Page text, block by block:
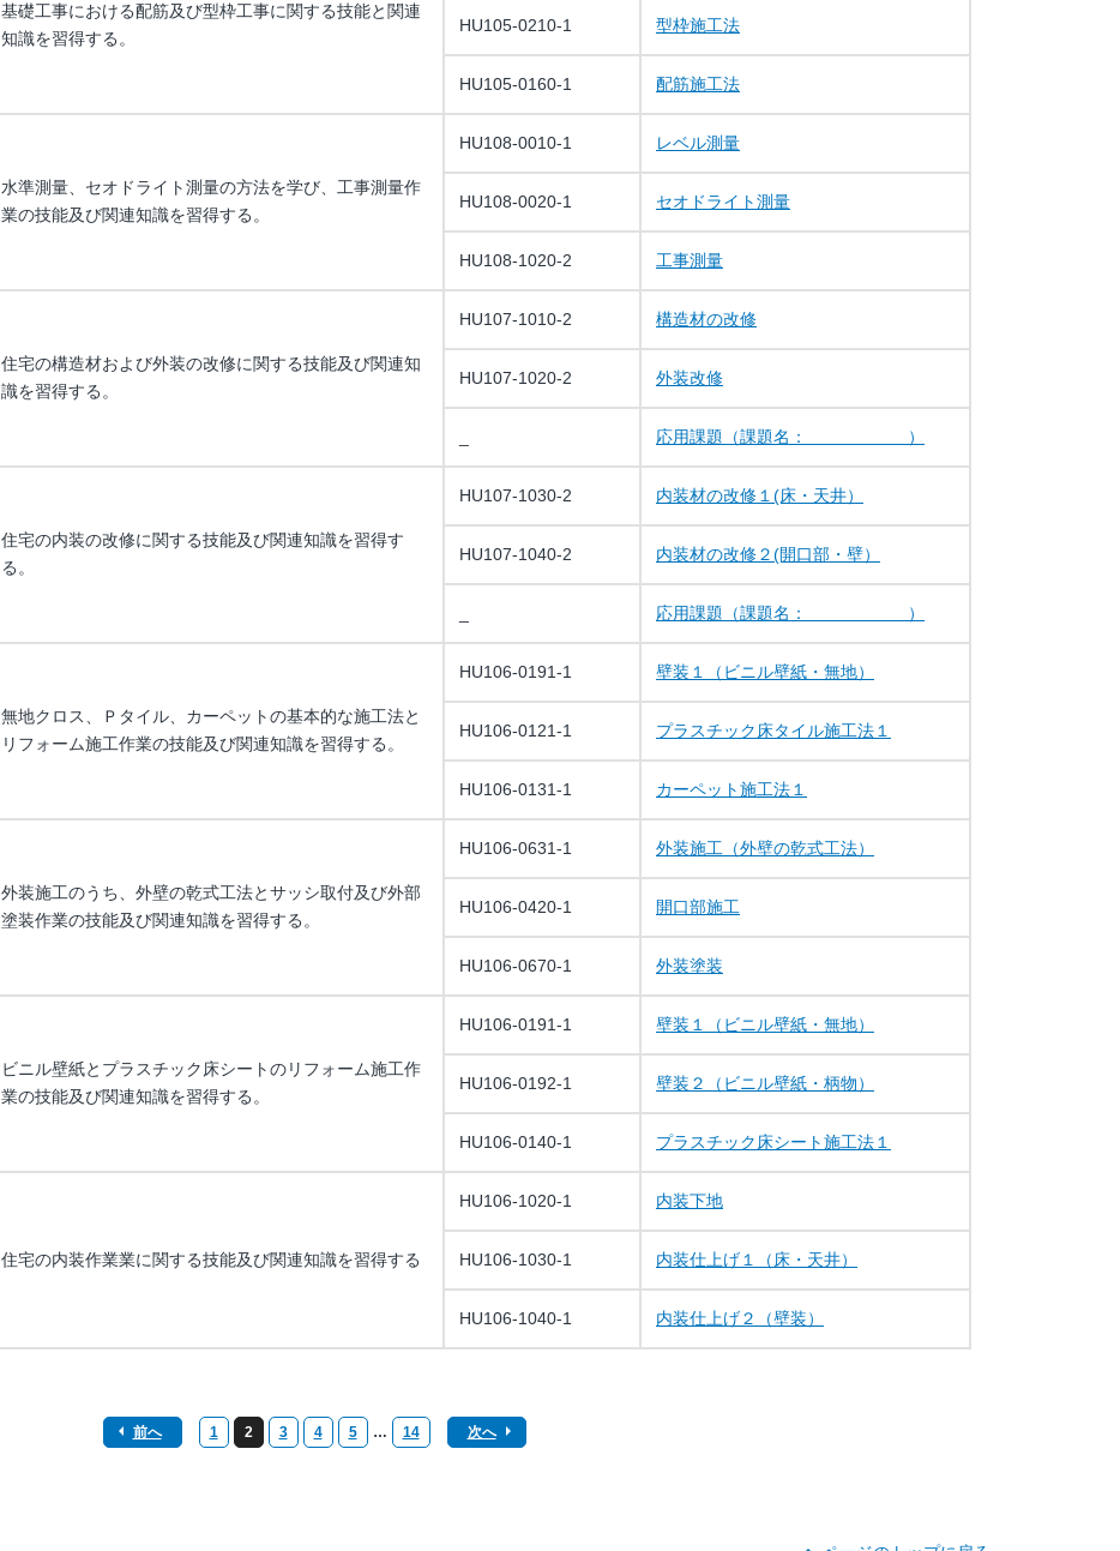
基礎工事における配筋及び型枠工事に関する技能と関連
知識を習得する。
HU105-0210-1 型枠施工法
HU105-0160-1 配筋施工法
水準測量、セオドライト測量の方法を学び、工事測量作
業の技能及び関連知識を習得する。
HU108-0010-1 レベル測量
HU108-0020-1 セオドライト測量
HU108-1020-2 工事測量
住宅の構造材および外装の改修に関する技能及び関連知
識を習得する。
HU107-1010-2 構造材の改修
HU107-1020-2 外装改修
応用課題（課題名： ）
住宅の内装の改修に関する技能及び関連知識を習得す
る。
HU107-1030-2 内装材の改修１(床・天井）
HU107-1040-2 内装材の改修２(開口部・壁）
応用課題（課題名： ）
無地クロス、Ｐタイル、カーペットの基本的な施工法と
リフォーム施工作業の技能及び関連知識を習得する。
HU106-0191-1 壁装１（ビニル壁紙・無地）
HU106-0121-1 プラスチック床タイル施工法１
HU106-0131-1 カーペット施工法１
外装施工のうち、外壁の乾式工法とサッシ取付及び外部
塗装作業の技能及び関連知識を習得する。
HU106-0631-1 外装施工（外壁の乾式工法）
HU106-0420-1 開口部施工
HU106-0670-1 外装塗装
ビニル壁紙とプラスチック床シートのリフォーム施工作
業の技能及び関連知識を習得する。
HU106-0191-1 壁装１（ビニル壁紙・無地）
HU106-0192-1 壁装２（ビニル壁紙・柄物）
HU106-0140-1 プラスチック床シート施工法１
住宅の内装作業業に関する技能及び関連知識を習得する
HU106-1020-1 内装下地
HU106-1030-1 内装仕上げ１（床・天井）
HU106-1040-1 内装仕上げ２（壁装）
前へ 1 2 3 4 5 … 14 次へ